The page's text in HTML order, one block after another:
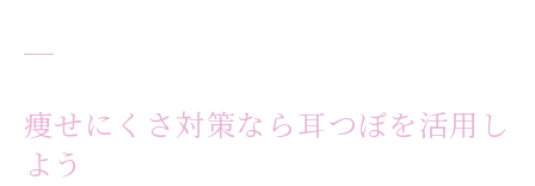
痩せにくさ対策なら耳つぼを活用し
よう